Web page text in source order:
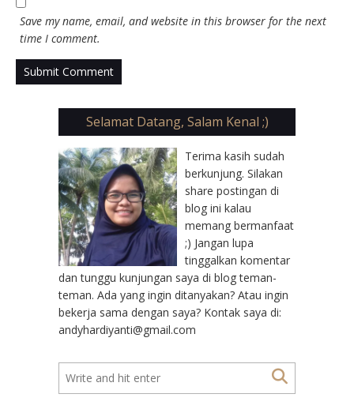
Save my name, email, and website in this browser for the next
time I comment.
Selamat Datang, Salam Kenal ;)
Terima kasih sudah
berkunjung. Silakan
share postingan di
blog ini kalau
memang bermanfaat
;) Jangan lupa
tinggalkan komentar
dan tunggu kunjungan saya di blog teman-
teman. Ada yang ingin ditanyakan? Atau ingin
bekerja sama dengan saya? Kontak saya di:
andyhardiyanti@gmail.com